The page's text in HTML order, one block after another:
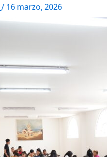
/ 16 marzo, 2026